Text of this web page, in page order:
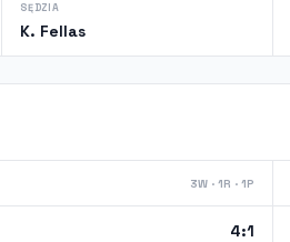
SĘDZIA
K. Fellas
3W · 1R · 1P
4:1